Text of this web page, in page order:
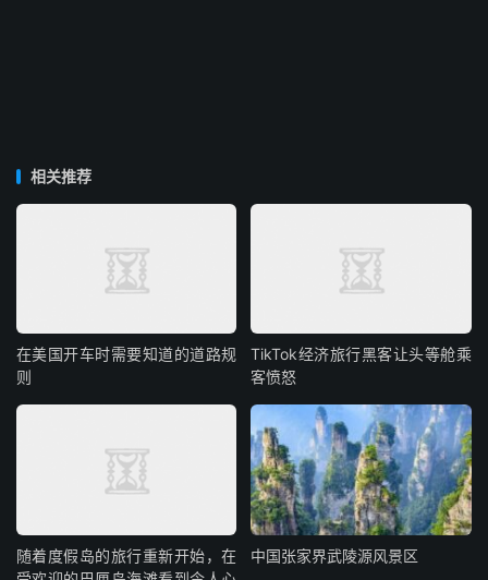
相关推荐
在美国开车时需要知道的道路规
则
TikTok经济旅行黑客让头等舱乘
客愤怒
随着度假岛的旅行重新开始，在
中国张家界武陵源风景区